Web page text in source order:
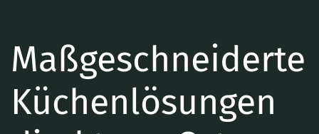
Maßgeschneiderte
Küchenlösungen